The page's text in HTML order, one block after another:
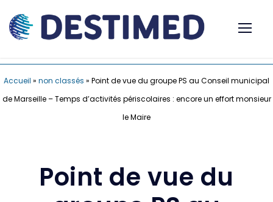
Accueil » non classés » Point de vue du groupe PS au Conseil municipal
de Marseille – Temps d’activités périscolaires : encore un effort monsieur
le Maire
Point de vue du